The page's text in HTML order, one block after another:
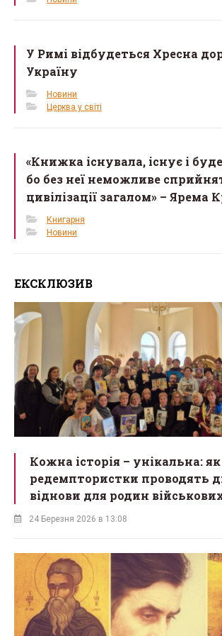
У Римі відбудеться Хресна
Україну
Новини
Церква у світі
«Книжка існувала, існує і
бо без неї неможливе
цивілізації загалом» – Ярема
Книгарня
Новини
ЕКСКЛЮЗИВ
Кожна історія – унікальна: як
редемптористки проводять
віднови для родин
24 Березня 2026 в 13:08